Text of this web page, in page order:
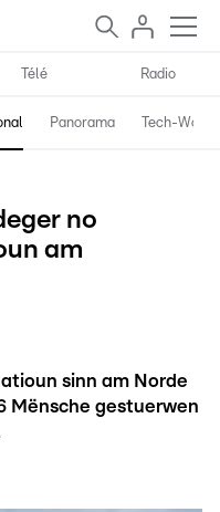
Télé Radio
Panorama Tech-World
no
am
sinn am Norde
Mënsche gestuerwen